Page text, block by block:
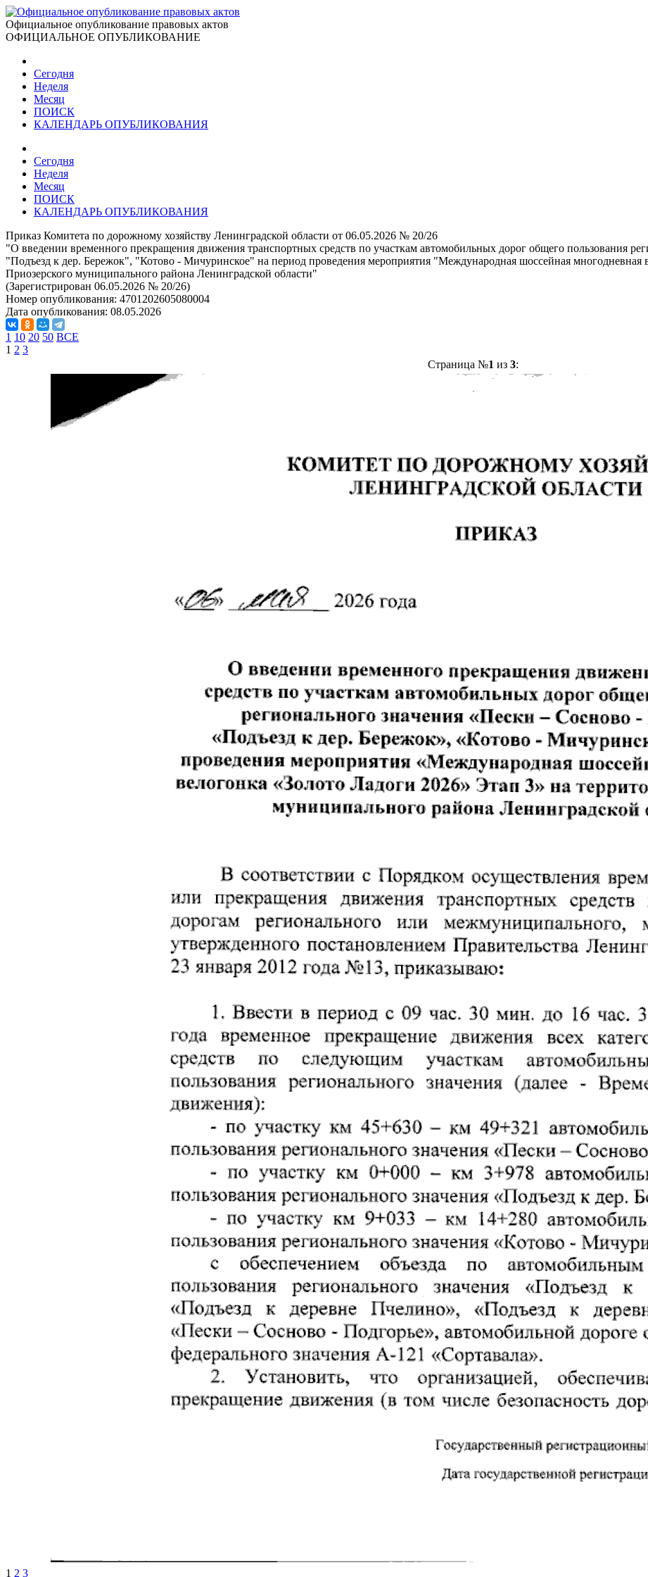
Официальное опубликование правовых актов
ОФИЦИАЛЬНОЕ ОПУБЛИКОВАНИЕ
Сегодня
Неделя
Месяц
ПОИСК
КАЛЕНДАРЬ ОПУБЛИКОВАНИЯ
Сегодня
Неделя
Месяц
ПОИСК
КАЛЕНДАРЬ ОПУБЛИКОВАНИЯ
Приказ Комитета по дорожному хозяйству Ленинградской области от 06.05.2026 № 20/26
"О введении временного прекращения движения транспортных средств по участкам автомобильных дорог общего пользования
"Подъезд к дер. Бережок", "Котово - Мичуринское" на период проведения мероприятия "Международная шоссейная многодневная
Приозерского муниципального района Ленинградской области"
(Зарегистрирован 06.05.2026 № 20/26)
Номер опубликования: 4701202605080004
Дата опубликования: 08.05.2026
1 10 20 50 ВСЕ
1 2 3
Страница №1 из 3:
1 2 3